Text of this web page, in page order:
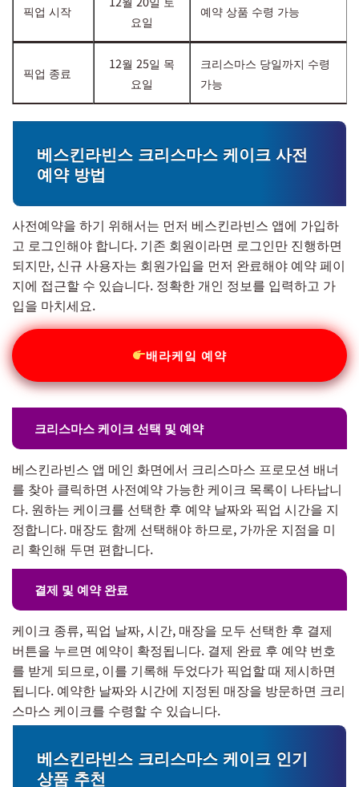
픽업 시작
요일
예약 상품 수령 가능
픽업 종료
12월 25일 목
요일
크리스마스 당일까지 수령
가능
베스킨라빈스 크리스마스 케이크 사전
예약 방법
사전예약을 하기 위해서는 먼저 베스킨라빈스 앱에 가입하
고 로그인해야 합니다. 기존 회원이라면 로그인만 진행하면
되지만, 신규 사용자는 회원가입을 먼저 완료해야 예약 페이
지에 접근할 수 있습니다. 정확한 개인 정보를 입력하고 가
입을 마치세요.
배라케잌 예약
크리스마스 케이크 선택 및 예약
베스킨라빈스 앱 메인 화면에서 크리스마스 프로모션 배너
를 찾아 클릭하면 사전예약 가능한 케이크 목록이 나타납니
다. 원하는 케이크를 선택한 후 예약 날짜와 픽업 시간을 지
정합니다. 매장도 함께 선택해야 하므로, 가까운 지점을 미
리 확인해 두면 편합니다.
결제 및 예약 완료
케이크 종류, 픽업 날짜, 시간, 매장을 모두 선택한 후 결제
버튼을 누르면 예약이 확정됩니다. 결제 완료 후 예약 번호
를 받게 되므로, 이를 기록해 두었다가 픽업할 때 제시하면
됩니다. 예약한 날짜와 시간에 지정된 매장을 방문하면 크리
스마스 케이크를 수령할 수 있습니다.
베스킨라빈스 크리스마스 케이크 인기
상품 추천